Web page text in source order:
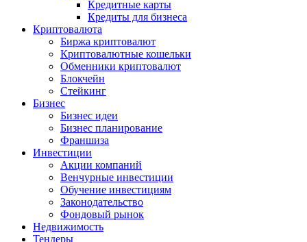
Кредитные карты
Кредиты для бизнеса
Криптовалюта
Биржа криптовалют
Криптовалютные кошельки
Обменники криптовалют
Блокчейн
Стейкинг
Бизнес
Бизнес идеи
Бизнес планирование
Франшиза
Инвестиции
Акции компаний
Венчурные инвестиции
Обучение инвестициям
Законодательство
Фондовый рынок
Недвижимость
Тендеры